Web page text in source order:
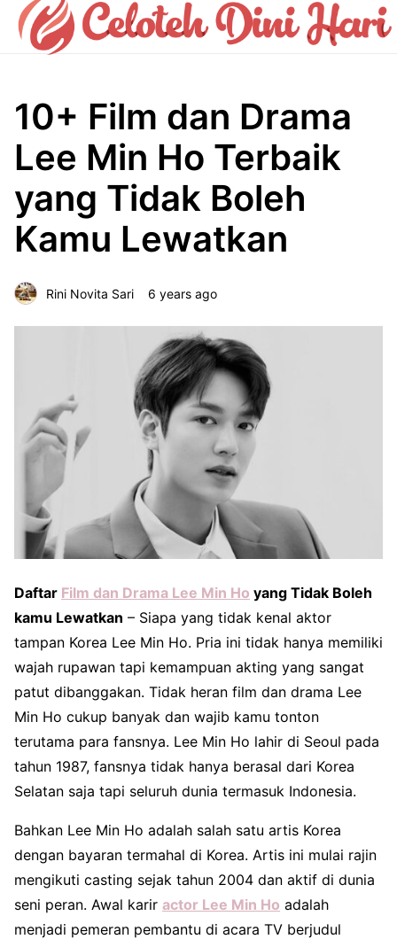
10+ Film dan Drama
Lee Min Ho Terbaik
yang Tidak Boleh
Kamu Lewatkan
Rini Novita Sari 6 years ago
Daftar Film dan Drama Lee Min Ho yang Tidak Boleh
kamu Lewatkan – Siapa yang tidak kenal aktor
tampan Korea Lee Min Ho. Pria ini tidak hanya memiliki
wajah rupawan tapi kemampuan akting yang sangat
patut dibanggakan. Tidak heran film dan drama Lee
Min Ho cukup banyak dan wajib kamu tonton
terutama para fansnya. Lee Min Ho lahir di Seoul pada
tahun 1987, fansnya tidak hanya berasal dari Korea
Selatan saja tapi seluruh dunia termasuk Indonesia.
Bahkan Lee Min Ho adalah salah satu artis Korea
dengan bayaran termahal di Korea. Artis ini mulai rajin
mengikuti casting sejak tahun 2004 dan aktif di dunia
seni peran. Awal karir actor Lee Min Ho adalah
menjadi pemeran pembantu di acara TV berjudul